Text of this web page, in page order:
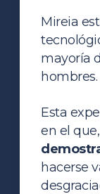
Mireia
mayoría
hombres.
Esta
en el que,
hacerse